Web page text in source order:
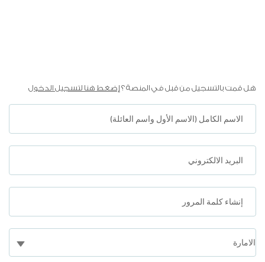
هل قمت بالتسجيل من قبل في المنصة ؟ إضغط هنا لتسجيل الدخول
الاسم الكامل (الاسم الأول واسم العائلة)
البريد الالكتروني
إنشاء كلمة المرور